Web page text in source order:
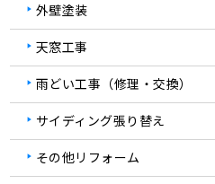
外壁塗装
天窓工事
雨どい工事（修理・交換）
サイディング張り替え
その他リフォーム